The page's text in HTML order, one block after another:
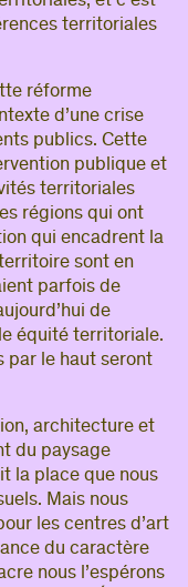
territoriales
réforme
d’une crise
publics. Cette
publique et
territoriales
régions qui ont
qui encadrent la
sont en
parfois de
de
équité territoriale.
par le haut seront
architecture et
du paysage
la place que nous
Mais nous
les centres d’art
du caractère
nous l’espérons